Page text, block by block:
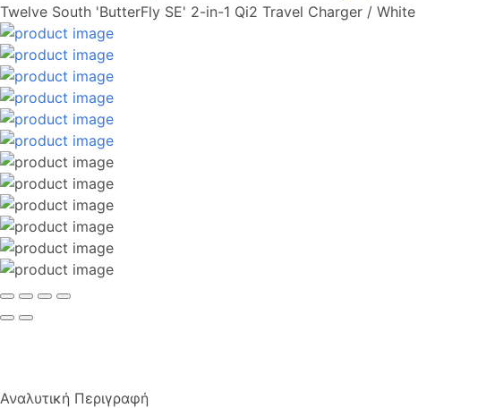
Twelve South 'ButterFly SE' 2-in-1 Qi2 Travel Charger / White
Αναλυτική Περιγραφή